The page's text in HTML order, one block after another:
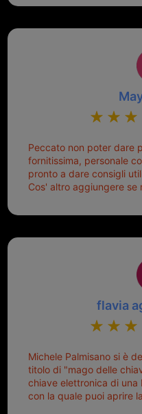
Sicuramente tornerò qui
Peccato non poter dare
fornitissima, personale
pronto a dare consigli
Cos' altro aggiungere se
mio riferimento. Ah
Top top top!!!
flavia
Michele Palmisano si è
titolo di "mago delle
chiave elettronica di una
con la quale puoi aprire